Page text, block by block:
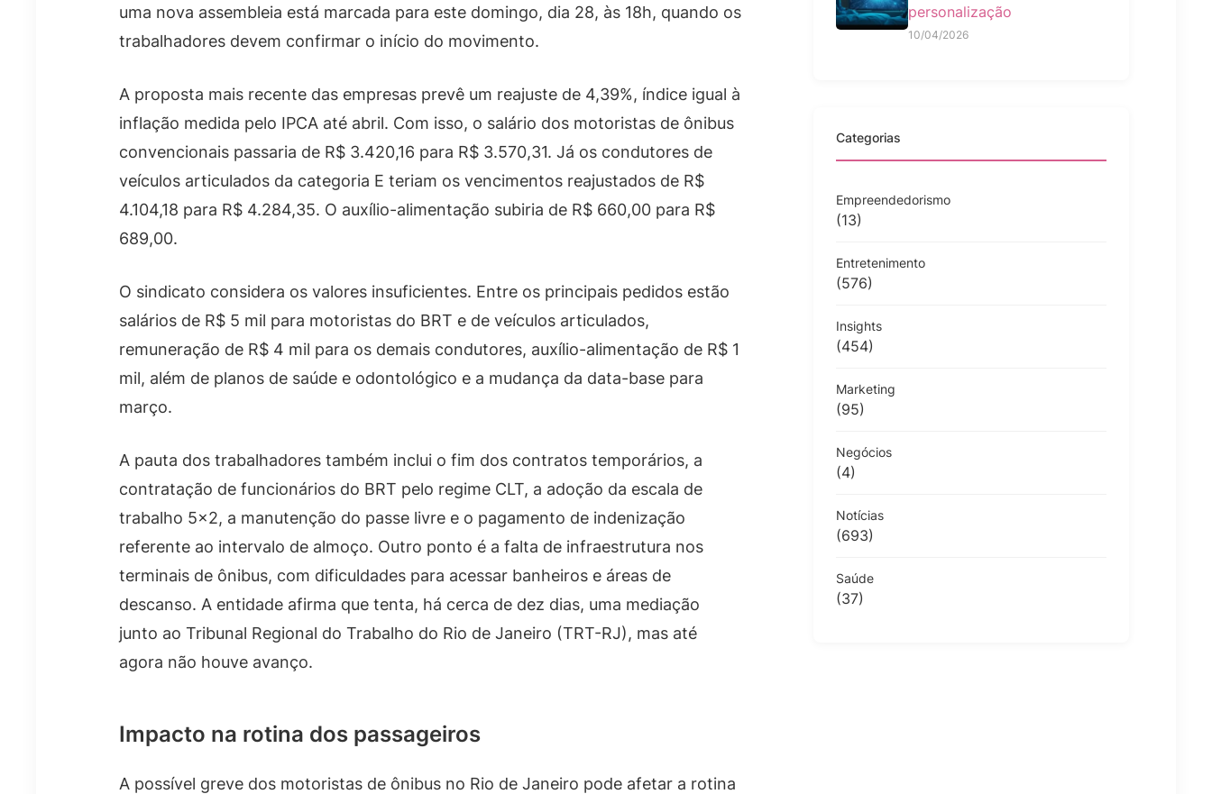
uma nova assembleia está marcada para este domingo, dia 28, às 18h, quando os
trabalhadores devem confirmar o início do movimento.
A proposta mais recente das empresas prevê um reajuste de 4,39%, índice igual à
inflação medida pelo IPCA até abril. Com isso, o salário dos motoristas de ônibus
convencionais passaria de R$ 3.420,16 para R$ 3.570,31. Já os condutores de
veículos articulados da categoria E teriam os vencimentos reajustados de R$
4.104,18 para R$ 4.284,35. O auxílio-alimentação subiria de R$ 660,00 para R$
689,00.
O sindicato considera os valores insuficientes. Entre os principais pedidos estão
salários de R$ 5 mil para motoristas do BRT e de veículos articulados,
remuneração de R$ 4 mil para os demais condutores, auxílio-alimentação de R$ 1
mil, além de planos de saúde e odontológico e a mudança da data-base para
março.
A pauta dos trabalhadores também inclui o fim dos contratos temporários, a
contratação de funcionários do BRT pelo regime CLT, a adoção da escala de
trabalho 5×2, a manutenção do passe livre e o pagamento de indenização
referente ao intervalo de almoço. Outro ponto é a falta de infraestrutura nos
terminais de ônibus, com dificuldades para acessar banheiros e áreas de
descanso. A entidade afirma que tenta, há cerca de dez dias, uma mediação
junto ao Tribunal Regional do Trabalho do Rio de Janeiro (TRT-RJ), mas até
agora não houve avanço.
Impacto na rotina dos passageiros
A possível greve dos motoristas de ônibus no Rio de Janeiro pode afetar a rotina
personalização
10/04/2026
Categorias
Empreendedorismo
(13)
Entretenimento
(576)
Insights
(454)
Marketing
(95)
Negócios
(4)
Notícias
(693)
Saúde
(37)